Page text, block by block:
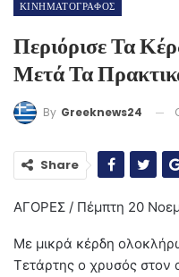
ΚΙΝΗΜΑΤΟΓΡΑΦΟΣ
Περιόρισε Τα
Μετά Τα
By Greeknews24
Share
ΑΓΟΡΕΣ / Πέμπτη 20
Με μικρά κέρδη
Τετάρτης ο χρυσός στον